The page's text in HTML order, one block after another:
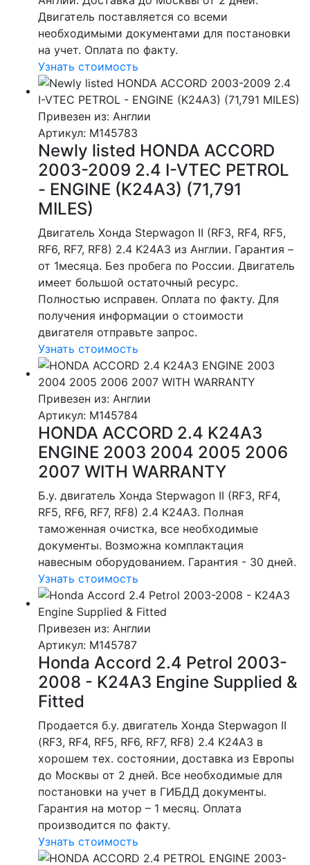
Двигатель поставляется со всеми
необходимыми документами для постановки
на учет. Оплата по факту.
Узнать стоимость
Привезен из: Англии
Артикул: M145783
Newly listed HONDA ACCORD
2003-2009 2.4 I-VTEC PETROL
- ENGINE (K24A3) (71,791
MILES)
Двигатель Хонда Stepwagon II (RF3, RF4, RF5,
RF6, RF7, RF8) 2.4 K24A3 из Англии. Гарантия –
от 1месяца. Без пробега по России. Двигатель
имеет большой остаточный ресурс.
Полностью исправен. Оплата по факту. Для
получения информации о стоимости
двигателя отправьте запрос.
Узнать стоимость
Привезен из: Англии
Артикул: M145784
HONDA ACCORD 2.4 K24A3
ENGINE 2003 2004 2005 2006
2007 WITH WARRANTY
Б.у. двигатель Хонда Stepwagon II (RF3, RF4,
RF5, RF6, RF7, RF8) 2.4 K24A3. Полная
таможенная очистка, все необходимые
документы. Возможна комплактация
навесным оборудованием. Гарантия - 30 дней.
Узнать стоимость
Привезен из: Англии
Артикул: M145787
Honda Accord 2.4 Petrol 2003-
2008 - K24A3 Engine Supplied &
Fitted
Продается б.у. двигатель Хонда Stepwagon II
(RF3, RF4, RF5, RF6, RF7, RF8) 2.4 K24A3 в
хорошем тех. состоянии, доставка из Европы
до Москвы от 2 дней. Все необходимые для
постановки на учет в ГИБДД документы.
Гарантия на мотор – 1 месяц. Оплата
производится по факту.
Узнать стоимость